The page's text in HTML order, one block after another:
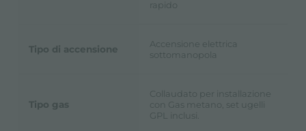
rapido
Tipo di accensione
Accensione elettrica
sottomanopola
Tipo gas
Collaudato per installazione
con Gas metano, set ugelli
GPL inclusi.